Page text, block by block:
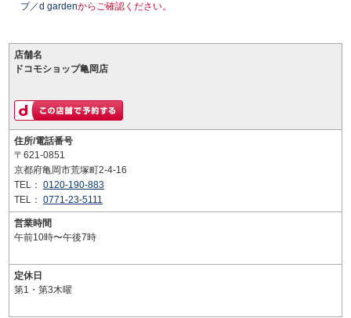
プ／d gardenからご確認ください。
店舗名
ドコモショップ亀岡店
住所/電話番号
〒621-0851
京都府亀岡市荒塚町2-4-16
TEL： 0120-190-883
TEL： 0771-23-5111
営業時間
午前10時〜午後7時
定休日
第1・第3木曜